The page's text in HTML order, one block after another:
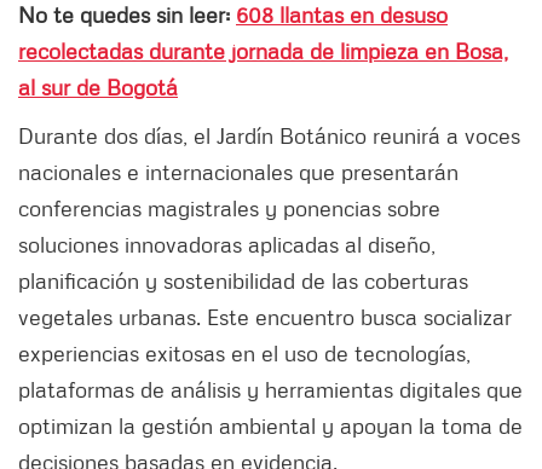
No te quedes sin leer: 608 llantas en desuso
recolectadas durante jornada de limpieza en Bosa,
al sur de Bogotá
Durante dos días, el Jardín Botánico reunirá a voces
nacionales e internacionales que presentarán
conferencias magistrales y ponencias sobre
soluciones innovadoras aplicadas al diseño,
planificación y sostenibilidad de las coberturas
vegetales urbanas. Este encuentro busca socializar
experiencias exitosas en el uso de tecnologías,
plataformas de análisis y herramientas digitales que
optimizan la gestión ambiental y apoyan la toma de
decisiones basadas en evidencia.